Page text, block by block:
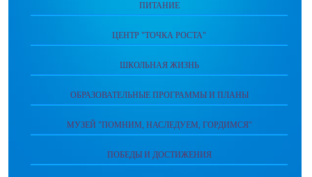
ПИТАНИЕ
ЦЕНТР "ТОЧКА РОСТА"
ШКОЛЬНАЯ ЖИЗНЬ
ОБРАЗОВАТЕЛЬНЫЕ ПРОГРАММЫ И ПЛАНЫ
МУЗЕЙ "ПОМНИМ, НАСЛЕДУЕМ, ГОРДИМСЯ"
ПОБЕДЫ И ДОСТИЖЕНИЯ